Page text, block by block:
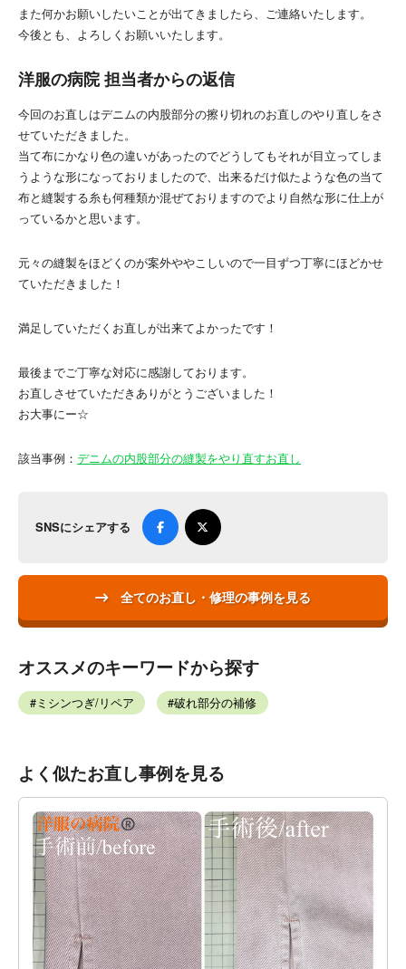
また何かお願いしたいことが出てきましたら、ご連絡いたします。
今後とも、よろしくお願いいたします。
洋服の病院 担当者からの返信
今回のお直しはデニムの内股部分の擦り切れのお直しのやり直しをさ
せていただきました。
当て布にかなり色の違いがあったのでどうしてもそれが目立ってしま
うような形になっておりましたので、出来るだけ似たような色の当て
布と縫製する糸も何種類か混ぜておりますのでより自然な形に仕上が
っているかと思います。
元々の縫製をほどくのが案外ややこしいので一目ずつ丁寧にほどかせ
ていただきました！
満足していただくお直しが出来てよかったです！
最後までご丁寧な対応に感謝しております。
お直しさせていただきありがとうございました！
お大事にー☆
該当事例： デニムの内股部分の縫製をやり直すお直し
SNSにシェアする
全てのお直し・修理の事例を見る
オススメのキーワードから探す
ミシンつぎ/リペア 破れ部分の補修
よく似たお直し事例を見る